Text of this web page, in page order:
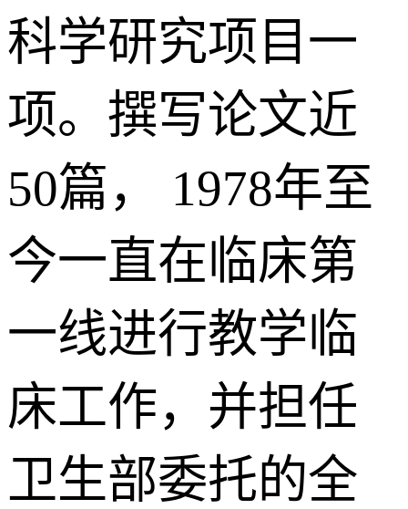
科学研究项目一
项。撰写论文近
50篇， 1978年至
今一直在临床第
一线进行教学临
床工作，并担任
卫生部委托的全